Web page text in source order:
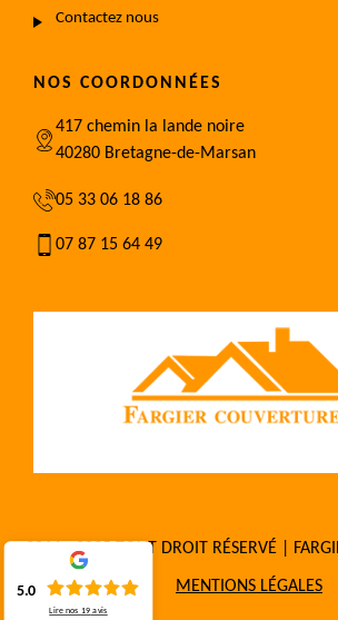
Contactez nous
NOS COORDONNÉES
417 chemin la lande noire
40280 Bretagne-de-Marsan
05 33 06 18 86
07 87 15 64 49
2016 - 2025 TOUT DROIT RÉSERVÉ |
MENTIONS LÉGALES
5.0
Lire nos19 avis